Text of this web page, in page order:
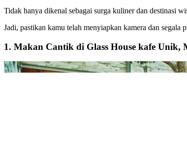
Tidak hanya dikenal sebagai surga kuliner dan destinasi
Jadi, pastikan kamu telah menyiapkan kamera dan
1. Makan Cantik di Glass House kafe Unik,